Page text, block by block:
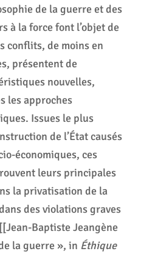
de la guerre et des
à la force font l’objet de
conflits, de moins en
présentent de
nouvelles,
les approches
Issues le plus
de l’État causés
économiques, ces
leurs principales
la privatisation de la
des violations graves
Baptiste Jeangène
la guerre », in Éthique